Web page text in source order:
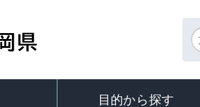
目的から探す